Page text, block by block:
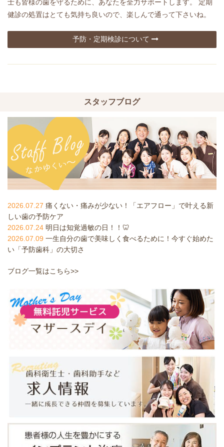
士も皆様の歯を守るために、あなたを全力サポートします。 定期
健診の処置はとても気持ち良いので、楽しんで通って下さいね。
予防・定期検診について
スタッフブログ
2026.07.27 痛くない・痛みが少ない！「エアフロー」で叶える新
しい歯の予防ケア
2026.07.24 明日は知覚過敏の日！！🦷
2026.07.09 一生自分の歯で美味しく食べるために！今すぐ始めた
い「予防歯科」の大切さ
ブログ一覧はこちら>>